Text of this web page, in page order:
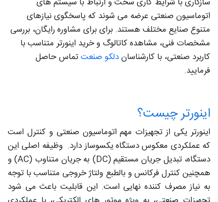
اتوماسیون صنعتی عرضه می‌ شوند که پاسخگوی نیازهای
متنوع صنایع مختلف هستند. برای برای مشاوره رایگان، بررسی
مشخصات فنی، مشاهده کاتالوگ و خرید اینورتر متناسب با
کاربرد صنعتی، با کارشناساندلکو صنعتتماس حاصل
فرمایید.
اینورتر چیست؟
اینورتر یکی از تجهیزات مهم اتوماسیون صنعتی و کنترل است
که عملکردی معکوس دستگاه یکسوساز دارد. وظیفه اصلی این
دستگاه، تبدیل جریان مستقیم (DC) به جریان متناوب (AC) و
همچنین کنترل فرکانس و بالطبع ولتاژ خروجی متناسب با توجه
به نیاز مصرف‌ کننده نهایی است. این قابلیت باعث می‌ شود